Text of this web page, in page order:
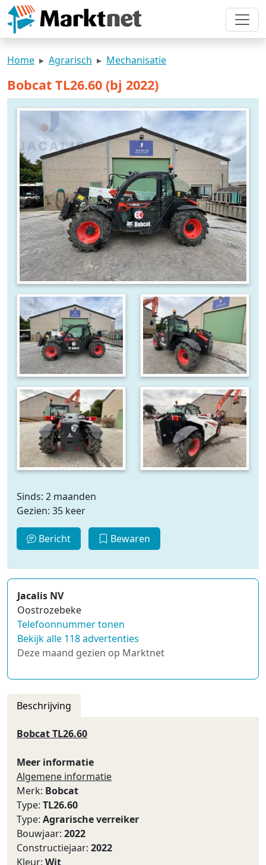
Home Agrarisch Mechanisatie
Bobcat TL26.60 (bj 2022)
Sinds: 2 maanden
Gezien: 35 keer
Bericht Bewaren
Jacalis NV
Oostrozebeke
Telefoonnummer tonen
Bekijk alle 118 advertenties
Deze maand gezien op Marktnet
Beschrijving
Bobcat TL26.60
Meer informatie
Algemene informatie
Merk: Bobcat
Type: TL26.60
Type: Agrarische verreiker
Bouwjaar: 2022
Constructiejaar: 2022
Kleur: Wit